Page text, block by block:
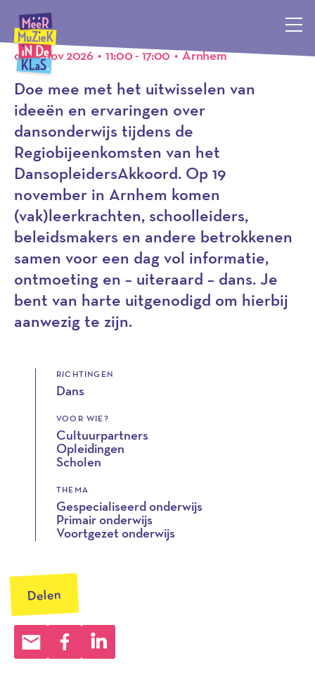
Méér Muziek in de Klas, terug naar de homepagina
Evenement
do 19 nov 2026 • 11:00 - 17:00 • Arnhem
Doe mee met het uitwisselen van
ideeën en ervaringen over
dansonderwijs tijdens de
Regiobijeenkomsten van het
DansopleidersAkkoord. Op 19
november in Arnhem komen
(vak)leerkrachten, schoolleiders,
beleidsmakers en andere betrokkenen
samen voor een dag vol informatie,
ontmoeting en – uiteraard – dans. Je
bent van harte uitgenodigd om hierbij
aanwezig te zijn.
RICHTINGEN
Dans
VOOR WIE?
Cultuurpartners
Opleidingen
Scholen
THEMA
Gespecialiseerd onderwijs
Primair onderwijs
Voortgezet onderwijs
Delen